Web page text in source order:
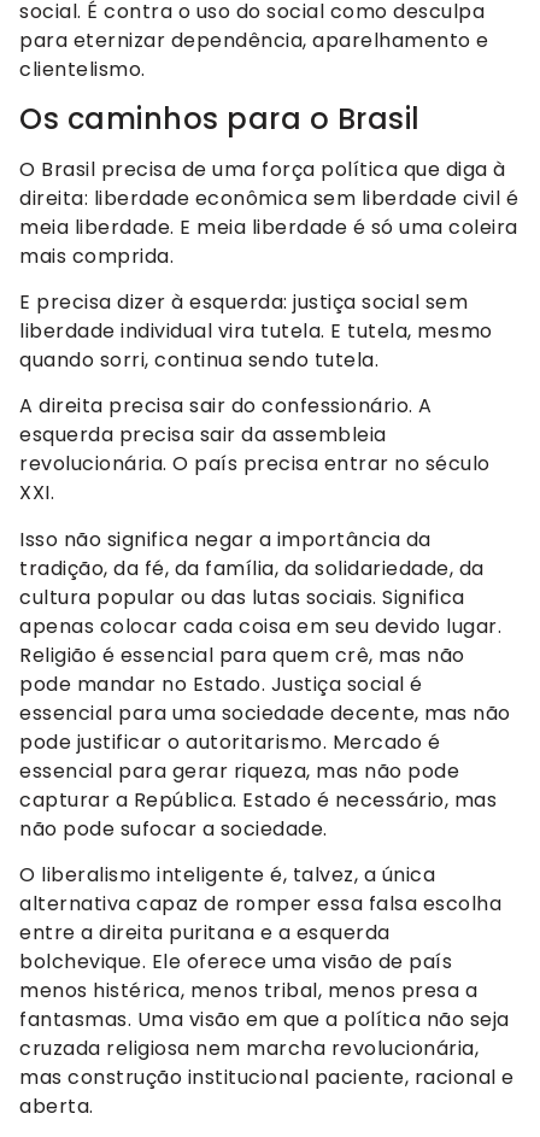
social. É contra o uso do social como desculpa
para eternizar dependência, aparelhamento e
clientelismo.
Os caminhos para o Brasil
O Brasil precisa de uma força política que diga à
direita: liberdade econômica sem liberdade civil é
meia liberdade. E meia liberdade é só uma coleira
mais comprida.
E precisa dizer à esquerda: justiça social sem
liberdade individual vira tutela. E tutela, mesmo
quando sorri, continua sendo tutela.
A direita precisa sair do confessionário. A
esquerda precisa sair da assembleia
revolucionária. O país precisa entrar no século
XXI.
Isso não significa negar a importância da
tradição, da fé, da família, da solidariedade, da
cultura popular ou das lutas sociais. Significa
apenas colocar cada coisa em seu devido lugar.
Religião é essencial para quem crê, mas não
pode mandar no Estado. Justiça social é
essencial para uma sociedade decente, mas não
pode justificar o autoritarismo. Mercado é
essencial para gerar riqueza, mas não pode
capturar a República. Estado é necessário, mas
não pode sufocar a sociedade.
O liberalismo inteligente é, talvez, a única
alternativa capaz de romper essa falsa escolha
entre a direita puritana e a esquerda
bolchevique. Ele oferece uma visão de país
menos histérica, menos tribal, menos presa a
fantasmas. Uma visão em que a política não seja
cruzada religiosa nem marcha revolucionária,
mas construção institucional paciente, racional e
aberta.